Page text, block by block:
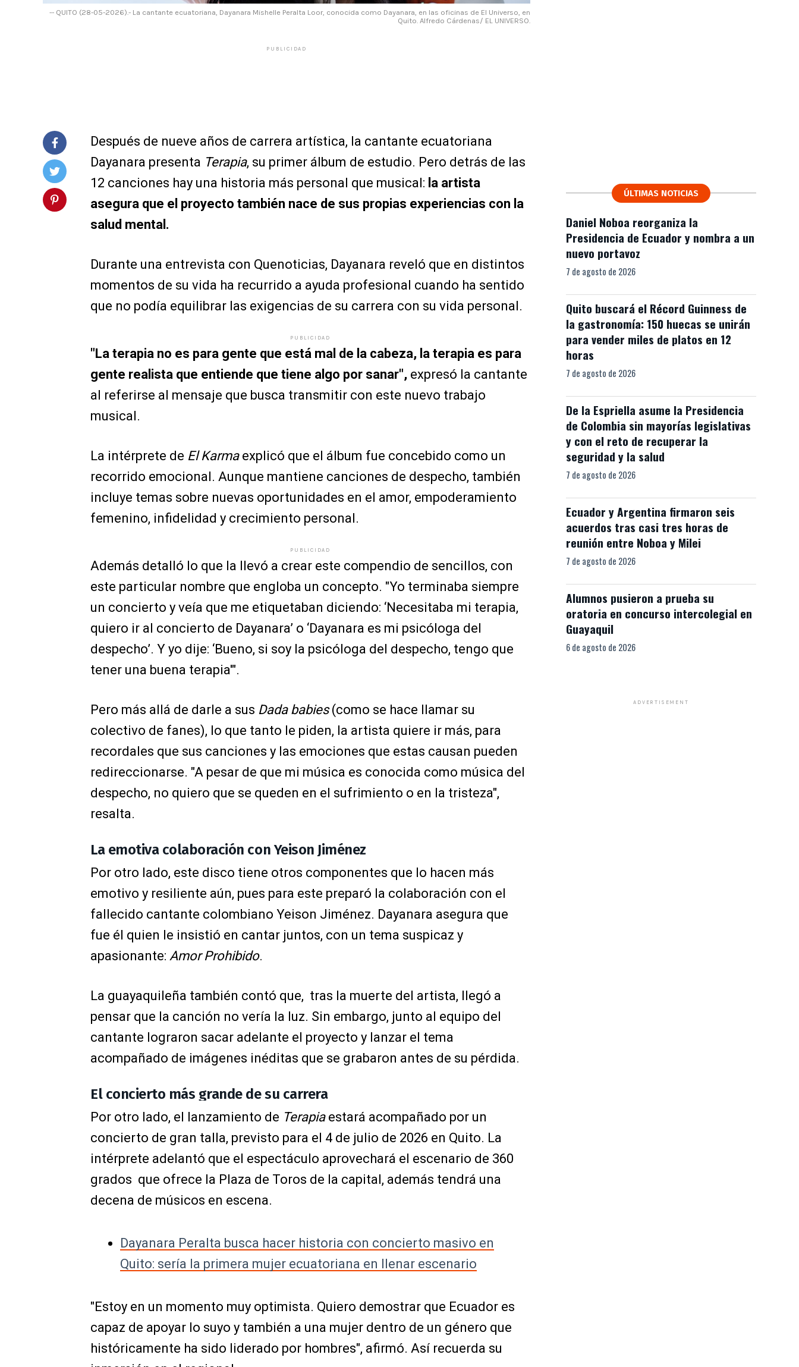
-- QUITO (28-05-2026).- La cantante ecuatoriana, Dayanara Mishelle Peralta Loor, conocida como Dayanara, en las oficinas de El Universo, en
Quito. Alfredo Cárdenas/ EL UNIVERSO.
PUBLICIDAD
Después de nueve años de carrera artística, la cantante ecuatoriana
Dayanara presenta Terapia, su primer álbum de estudio. Pero detrás de las
12 canciones hay una historia más personal que musical: la artista
asegura que el proyecto también nace de sus propias experiencias con la
salud mental.
Durante una entrevista con Quenoticias, Dayanara reveló que en distintos
momentos de su vida ha recurrido a ayuda profesional cuando ha sentido
que no podía equilibrar las exigencias de su carrera con su vida personal.
PUBLICIDAD
"La terapia no es para gente que está mal de la cabeza, la terapia es para
gente realista que entiende que tiene algo por sanar", expresó la cantante
al referirse al mensaje que busca transmitir con este nuevo trabajo
musical.
La intérprete de El Karmaexplicó que el álbum fue concebido como un
recorrido emocional. Aunque mantiene canciones de despecho, también
incluye temas sobre nuevas oportunidades en el amor, empoderamiento
femenino, infidelidad y crecimiento personal.
PUBLICIDAD
Además detalló lo que la llevó a crear este compendio de sencillos, con
este particular nombre que engloba un concepto. "Yo terminaba siempre
un concierto y veía que me etiquetaban diciendo: ‘Necesitaba mi terapia,
quiero ir al concierto de Dayanara’ o ‘Dayanara es mi psicóloga del
despecho’. Y yo dije: ‘Bueno, si soy la psicóloga del despecho, tengo que
tener una buena terapia'".
Pero más allá de darle a sus Dada babies(como se hace llamar su
colectivo de fanes), lo que tanto le piden, la artista quiere ir más, para
recordales que sus canciones y las emociones que estas causan pueden
redireccionarse. "A pesar de que mi música es conocida como música del
despecho, no quiero que se queden en el sufrimiento o en la tristeza",
resalta.
La emotiva colaboración con Yeison Jiménez
Por otro lado, este disco tiene otros componentes que lo hacen más
emotivo y resiliente aún, pues para este preparó la colaboración con el
fallecido cantante colombiano Yeison Jiménez. Dayanara asegura que
fue él quien le insistió en cantar juntos, con un tema suspicaz y
apasionante: Amor Prohibido.
La guayaquileña también contó que, tras la muerte del artista, llegó a
pensar que la canción no vería la luz. Sin embargo, junto al equipo del
cantante lograron sacar adelante el proyecto y lanzar el tema
acompañado de imágenes inéditas que se grabaron antes de su pérdida.
El concierto más grande de su carrera
Por otro lado, el lanzamiento de Terapiaestará acompañado por un
concierto de gran talla, previsto para el 4 de julio de 2026 en Quito. La
intérprete adelantó que el espectáculo aprovechará el escenario de 360
grados que ofrece la Plaza de Toros de la capital, además tendrá una
decena de músicos en escena.
Dayanara Peralta busca hacer historia con concierto masivo en
Quito: sería la primera mujer ecuatoriana en llenar escenario
"Estoy en un momento muy optimista. Quiero demostrar que Ecuador es
capaz de apoyar lo suyo y también a una mujer dentro de un género que
históricamente ha sido liderado por hombres", afirmó. Así recuerda su
ÚLTIMAS NOTICIAS
Daniel Noboa reorganiza la
Presidencia de Ecuador y nombra a un
nuevo portavoz
7 de agosto de 2026
Quito buscará el Récord Guinness de
la gastronomía: 150 huecas se unirán
para vender miles de platos en 12
horas
7 de agosto de 2026
De la Espriella asume la Presidencia
de Colombia sin mayorías legislativas
y con el reto de recuperar la
seguridad y la salud
7 de agosto de 2026
Ecuador y Argentina firmaron seis
acuerdos tras casi tres horas de
reunión entre Noboa y Milei
7 de agosto de 2026
Alumnos pusieron a prueba su
oratoria en concurso intercolegial en
Guayaquil
6 de agosto de 2026
ADVERTISEMENT